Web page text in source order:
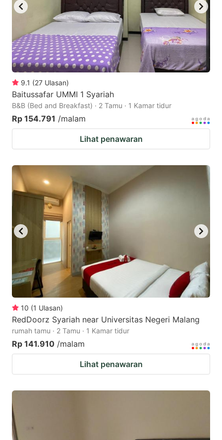
9.1 (27 Ulasan)
Baitussafar UMMI 1 Syariah
B&B (Bed and Breakfast) · 2 Tamu · 1 Kamar tidur
Rp 154.791 /malam
Lihat penawaran
10 (1 Ulasan)
RedDoorz Syariah near Universitas Negeri Malang
rumah tamu · 2 Tamu · 1 Kamar tidur
Rp 141.910 /malam
Lihat penawaran